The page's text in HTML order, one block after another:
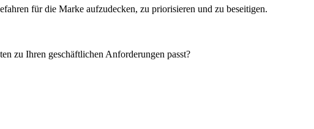
für die Marke aufzudecken, zu priorisieren und zu beseitigen.
zu Ihren geschäftlichen Anforderungen passt?